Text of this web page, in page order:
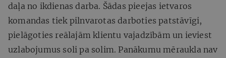
daļa no ikdienas darba. Šādas pieejas ietvaros
komandas tiek pilnvarotas darboties patstāvīgi,
pielāgoties reālajām klientu vajadzībām un ieviest
uzlabojumus soli pa solim. Panākumu mēraukla nav